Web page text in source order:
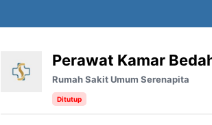
Perawat Kamar
Rumah Sakit Umum Serenapita
Ditutup